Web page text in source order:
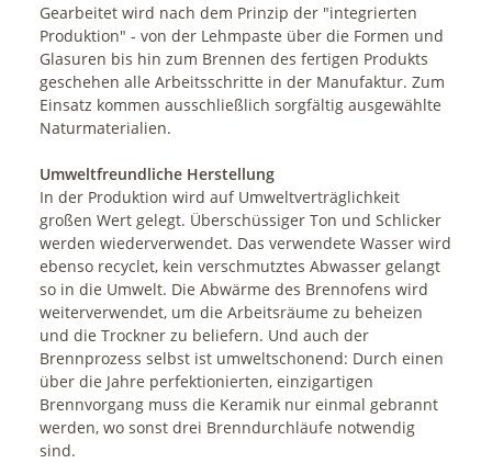
Gearbeitet wird nach dem Prinzip der "integrierten
Produktion" - von der Lehmpaste über die Formen und
Glasuren bis hin zum Brennen des fertigen Produkts
geschehen alle Arbeitsschritte in der Manufaktur. Zum
Einsatz kommen ausschließlich sorgfältig ausgewählte
Naturmaterialien.
Umweltfreundliche Herstellung
In der Produktion wird auf Umweltverträglichkeit
großen Wert gelegt. Überschüssiger Ton und Schlicker
werden wiederverwendet. Das verwendete Wasser wird
ebenso recyclet, kein verschmutztes Abwasser gelangt
so in die Umwelt. Die Abwärme des Brennofens wird
weiterverwendet, um die Arbeitsräume zu beheizen
und die Trockner zu beliefern. Und auch der
Brennprozess selbst ist umweltschonend: Durch einen
über die Jahre perfektionierten, einzigartigen
Brennvorgang muss die Keramik nur einmal gebrannt
werden, wo sonst drei Brenndurchläufe notwendig
sind.